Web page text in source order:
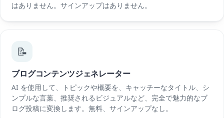
はありません。サインアップはありません。
📝
ブログコンテンツジェネレーター
AI を使用して、トピックや概要を、キャッチーなタイトル、シ
ンプルな言葉、推奨されるビジュアルなど、完全で魅力的なブ
ログ投稿に変換します。無料、サインアップなし。